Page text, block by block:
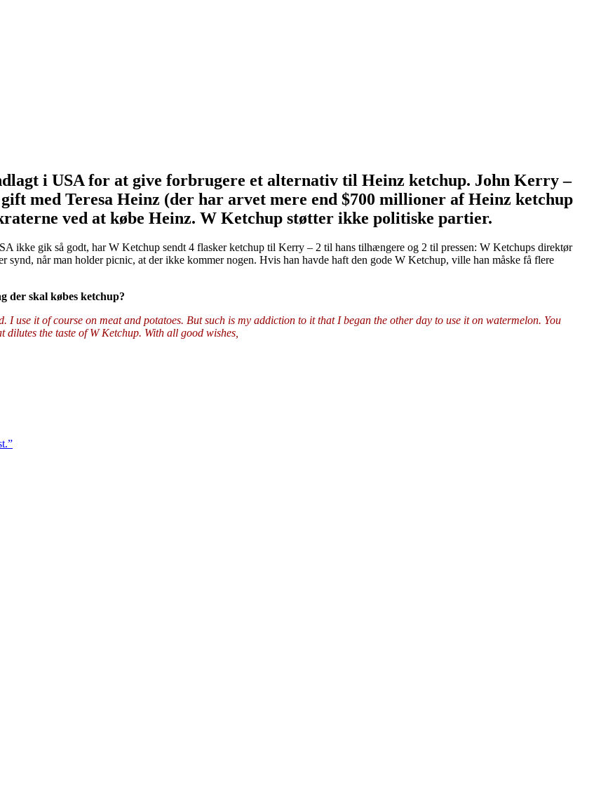
i USA for at give forbrugere et alternativ til Heinz ketchup. John Kerry –
med Teresa Heinz (der har arvet mere end $700 millioner af Heinz ketchup
ved at købe Heinz. W Ketchup støtter ikke politiske partier.
ikke gik så godt, har W Ketchup sendt 4 flasker ketchup til Kerry – 2 til hans tilhængere og 2 til pressen: W Ketchups direktør
synd, når man holder picnic, at der ikke kommer nogen. Hvis han havde haft den gode W Ketchup, ville han måske få flere
der skal købes ketchup?
I use it of course on meat and potatoes. But such is my addiction to it that I began the other day to use it on watermelon. You
the taste of W Ketchup. With all good wishes,